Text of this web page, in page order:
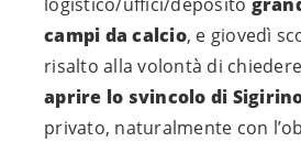
campi da calcio, e giovedì
risalto alla volontà di chiedere
aprire lo svincolo di
privato, naturalmente con